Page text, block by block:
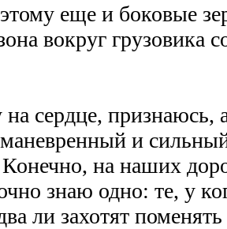
еще и боковые
вокруг грузовика
сердце, признаюсь,
и
на наших
знаю одно: те, у
ли захотят